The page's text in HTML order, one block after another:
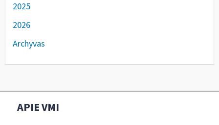
2025
2026
Archyvas
APIE VMI